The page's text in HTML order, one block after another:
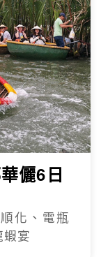
儷6日
化、電瓶
宴